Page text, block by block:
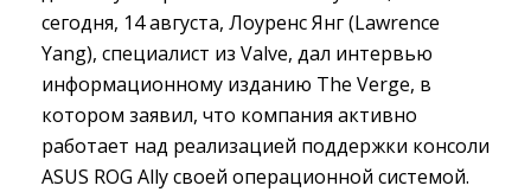
сегодня, 14 августа, Лоуренс Янг (Lawrence
Yang), специалист из Valve, дал интервью
информационному изданию The Verge, в
котором заявил, что компания активно
работает над реализацией поддержки консоли
ASUS ROG Ally своей операционной системой.